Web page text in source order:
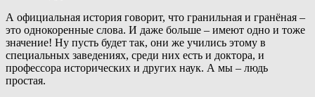
А официальная история говорит, что гранильная и гранёная –
это однокоренные слова. И даже больше – имеют одно и тоже
значение! Ну пусть будет так, они же учились этому в
специальных заведениях, среди них есть и доктора, и
профессора исторических и других наук. А мы – людь
простая.